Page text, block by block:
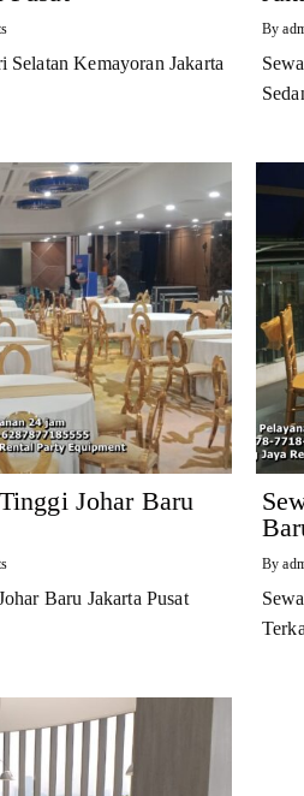
Selatan Kemayoran Jakarta
By
Johar Baru
Baru Jakarta Pusat
By